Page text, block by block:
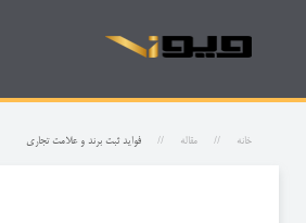
خانه مقاله فواید ثبت برند و علامت تجاری